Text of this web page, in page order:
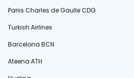
Pariis Charles de Gaulle CDG
Turkish Airlines
Barcelona BCN
Ateena ATH